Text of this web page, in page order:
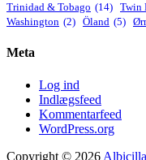
Trinidad & Tobago (14) Twin
Washington (2) Öland (5)
Meta
Log ind
Indlægsfeed
Kommentarfeed
WordPress.org
Copyright © 2026